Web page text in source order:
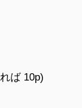
ば 10p)